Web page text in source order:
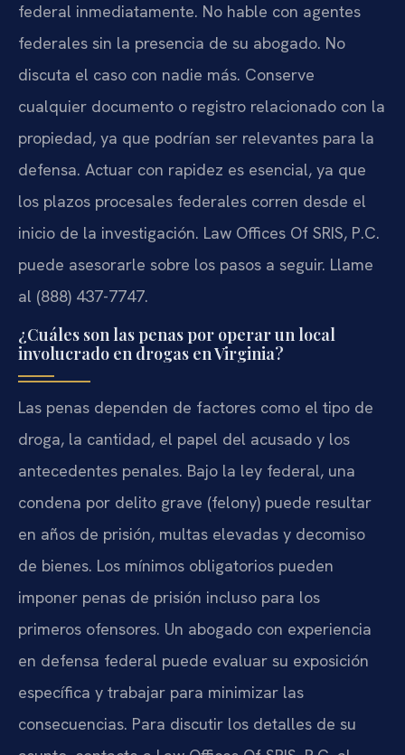
federal inmediatamente. No hable con agentes
federales sin la presencia de su abogado. No
discuta el caso con nadie más. Conserve
cualquier documento o registro relacionado con la
propiedad, ya que podrían ser relevantes para la
defensa. Actuar con rapidez es esencial, ya que
los plazos procesales federales corren desde el
inicio de la investigación. Law Offices Of SRIS, P.C.
puede asesorarle sobre los pasos a seguir. Llame
al (888) 437-7747.
¿Cuáles son las penas por operar un local
involucrado en drogas en Virginia?
Las penas dependen de factores como el tipo de
droga, la cantidad, el papel del acusado y los
antecedentes penales. Bajo la ley federal, una
condena por delito grave (felony) puede resultar
en años de prisión, multas elevadas y decomiso
de bienes. Los mínimos obligatorios pueden
imponer penas de prisión incluso para los
primeros ofensores. Un abogado con experiencia
en defensa federal puede evaluar su exposición
específica y trabajar para minimizar las
consecuencias. Para discutir los detalles de su